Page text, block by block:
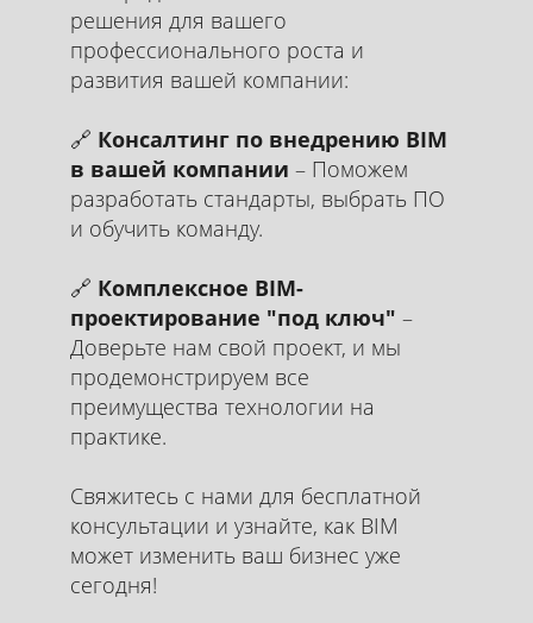
решения для вашего
профессионального роста и
развития вашей компании:
🔗 Консалтинг по внедрению BIM
в вашей компании – Поможем
разработать стандарты, выбрать ПО
и обучить команду.
🔗 Комплексное BIM-
проектирование "под ключ" –
Доверьте нам свой проект, и мы
продемонстрируем все
преимущества технологии на
практике.
Свяжитесь с нами для бесплатной
консультации и узнайте, как BIM
может изменить ваш бизнес уже
сегодня!